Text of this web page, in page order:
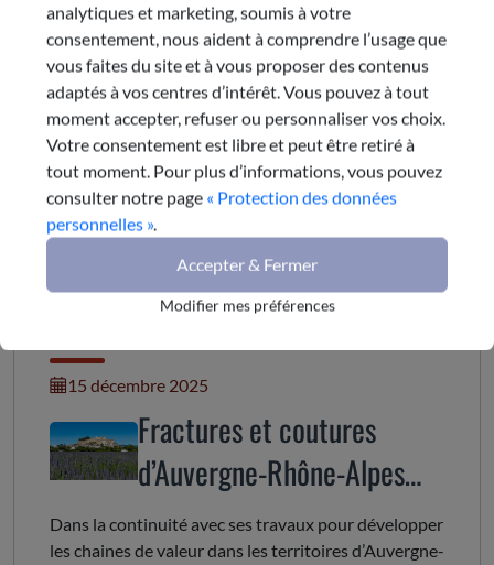
Commission
Commission : 4
Territoires, transport, infrastructure et numérique
Président :
Philippe DESSERTINE
e-mail
Dernière publication de la
15 décembre 2025
Fractures et coutures
d’Auvergne-Rhône-Alpes
avec les régions limitrophes
Dans la continuité avec ses travaux pour développer
les chaines de valeur dans les territoires d’Auvergne-
analytiques et marketing, soumis à votre
consentement, nous aident à comprendre l’usage que
vous faites du site et à vous proposer des contenus
adaptés à vos centres d’intérêt. Vous pouvez à tout
moment accepter, refuser ou personnaliser vos choix.
Votre consentement est libre et peut être retiré à
tout moment. Pour plus d’informations, vous pouvez
consulter notre page « Protection des données
personnelles ».
Accepter & Fermer
Modifier mes préférences